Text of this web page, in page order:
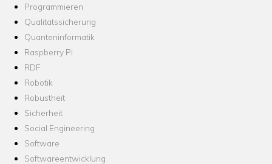
Programmieren
Qualitätssicherung
Quanteninformatik
Raspberry Pi
RDF
Robotik
Robustheit
Sicherheit
Social Engineering
Software
Softwareentwicklung